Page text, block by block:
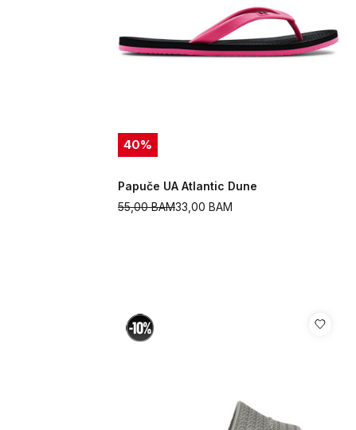
40%
Papuče UA Atlantic Dune
33,00 BAM
55,00BAM